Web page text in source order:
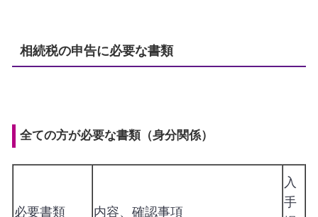
相続税の申告に必要な書類
全ての方が必要な書類（身分関係）
必要書類 内容、確認事項
入
手